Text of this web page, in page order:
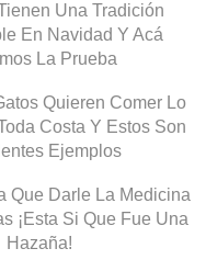
Una Tradición
En Navidad Y Acá
La Prueba
Quieren Comer Lo
Costa Y Estos Son
Ejemplos
Que Darle La Medicina
¡Esta Si Que Fue Una
Hazaña!